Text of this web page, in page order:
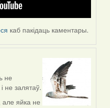
каб пакідаць каментары.
не
не залятаў.
яйка не